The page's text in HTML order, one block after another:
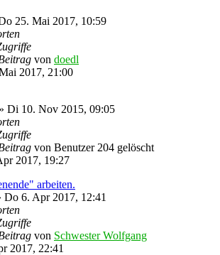
25. Mai 2017, 10:59
von doedl
2017, 21:00
» Di 10. Nov 2015, 09:05
von Benutzer 204 gelöscht
2017, 19:27
arbeiten.
Do 6. Apr 2017, 12:41
von Schwester Wolfgang
2017, 22:41